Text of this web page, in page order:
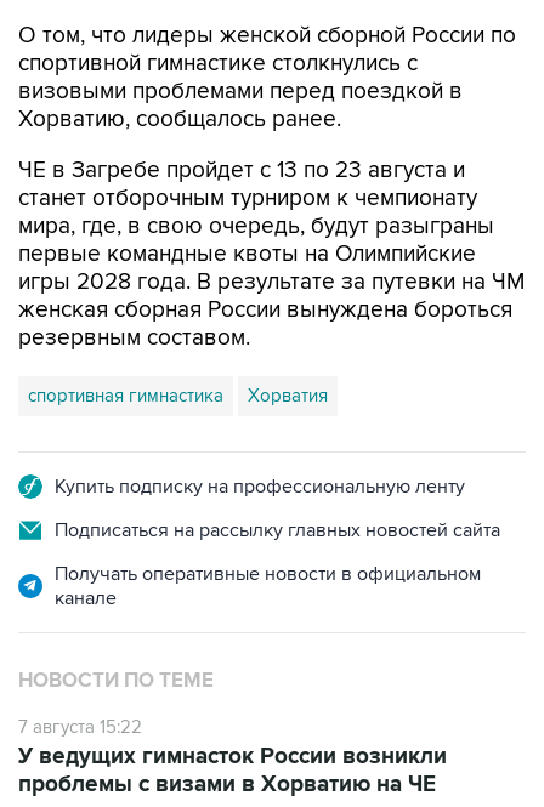
О том, что лидеры женской сборной России по
спортивной гимнастике столкнулись с
визовыми проблемами перед поездкой в
Хорватию, сообщалось ранее.
ЧЕ в Загребе пройдет с 13 по 23 августа и
станет отборочным турниром к чемпионату
мира, где, в свою очередь, будут разыграны
первые командные квоты на Олимпийские
игры 2028 года. В результате за путевки на ЧМ
женская сборная России вынуждена бороться
резервным составом.
спортивная гимнастика Хорватия
Купить подписку на профессиональную ленту
Подписаться на рассылку главных новостей сайта
Получать оперативные новости в официальном
канале
НОВОСТИ ПО ТЕМЕ
7 августа 15:22
У ведущих гимнасток России возникли
проблемы с визами в Хорватию на ЧЕ